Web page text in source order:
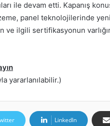
ile devam etti. Kapanış
panel teknolojilerinde
ve ilgili sertifikasyonun
yararlanılabilir.)
LinkedIn